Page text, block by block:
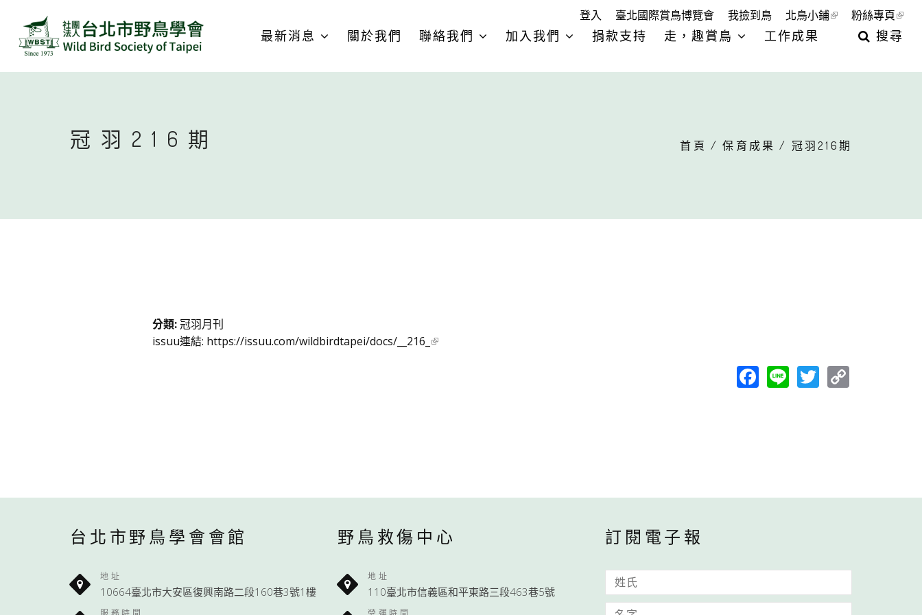
登入 臺北國際賞鳥博覽會 我撿到鳥 北鳥小鋪 粉絲專頁
最新消息 關於我們 聯絡我們 加入我們 捐款支持 走，趣賞鳥 工作成果 搜尋
冠羽216期 首頁 /保育成果 / 冠羽216期
分類:冠羽月刊
issuu連結: https://issuu.com/wildbirdtapei/docs/__216_
Facebook
LineTwitter
台北市野鳥學會會館
地址
10664臺北市大安區復興南路二段160巷3號1樓
野鳥救傷中心
地址
110臺北市信義區和平東路三段463巷5號
訂閱電子報